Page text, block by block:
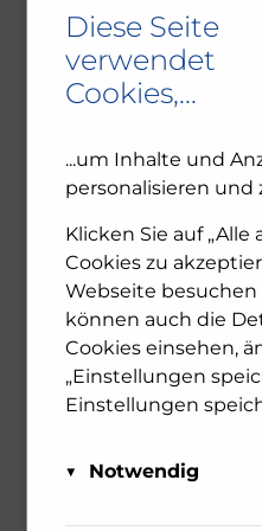
ORF-III-Dokumentation
Diese Seite
verwendet
Cookies,...
...um Inhalte und
personalisieren und
Klicken Sie auf „Alle
Cookies zu
Webseite besuchen
können auch die
Cookies einsehen,
„Einstellungen
Einstellungen
Notwendig